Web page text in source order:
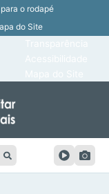
para o rodapé
do Site